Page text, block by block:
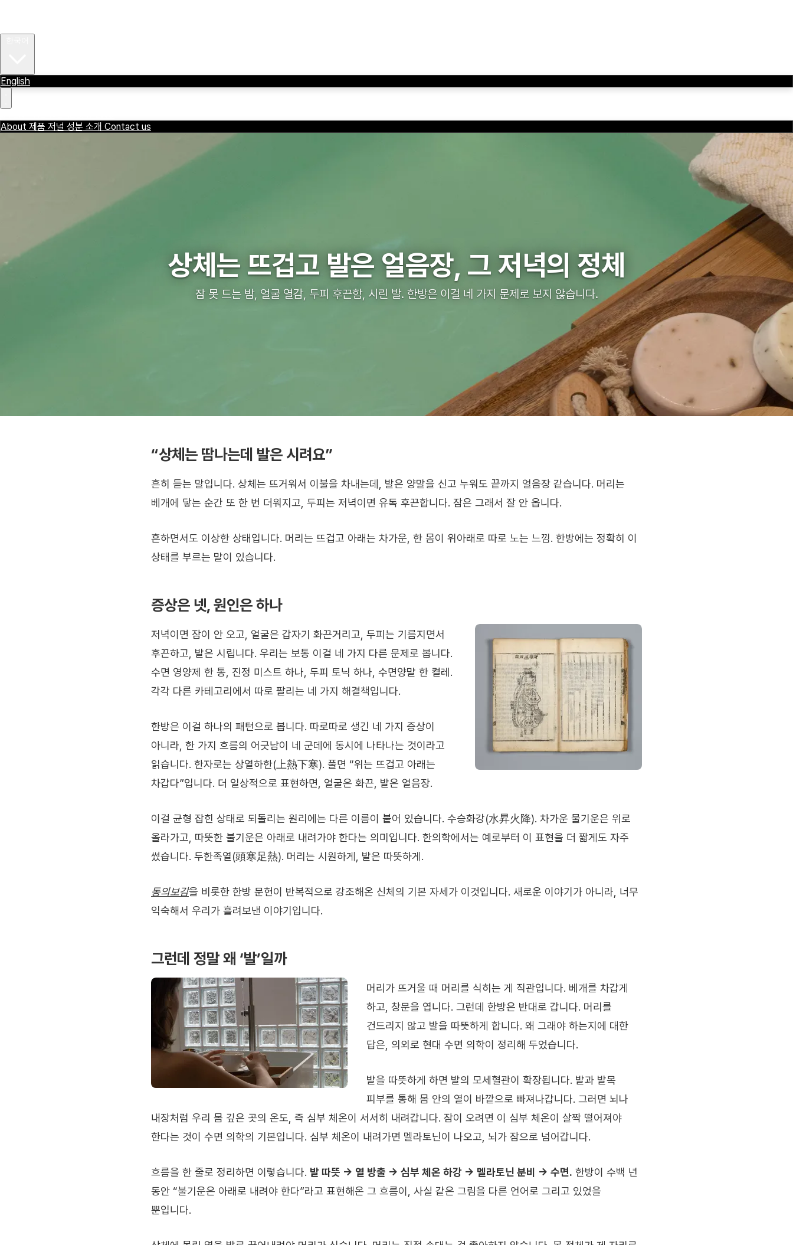
English
About 제품 저널 성분 소개 Contact us
상체는 뜨겁고 발은 얼음장, 그 저녁의 정체
잠 못 드는 밤, 얼굴 열감, 두피 후끈함, 시린 발. 한방은 이걸 네 가지 문제로 보지 않습니다.
“상체는 땀나는데 발은 시려요”
흔히 듣는 말입니다. 상체는 뜨거워서 이불을 차내는데, 발은 양말을 신고 누워도 끝까지 얼음장 같습니다. 머리는
베개에 닿는 순간 또 한 번 더워지고, 두피는 저녁이면 유독 후끈합니다. 잠은 그래서 잘 안 옵니다.
흔하면서도 이상한 상태입니다. 머리는 뜨겁고 아래는 차가운, 한 몸이 위아래로 따로 노는 느낌. 한방에는 정확히 이
상태를 부르는 말이 있습니다.
증상은 넷, 원인은 하나
저녁이면 잠이 안 오고, 얼굴은 갑자기 화끈거리고, 두피는 기름지면서
후끈하고, 발은 시립니다. 우리는 보통 이걸 네 가지 다른 문제로 봅니다.
수면 영양제 한 통, 진정 미스트 하나, 두피 토닉 하나, 수면양말 한 켤레.
각각 다른 카테고리에서 따로 팔리는 네 가지 해결책입니다.
한방은 이걸 하나의 패턴으로 봅니다. 따로따로 생긴 네 가지 증상이
아니라, 한 가지 흐름의 어긋남이 네 군데에 동시에 나타나는 것이라고
읽습니다. 한자로는 상열하한(上熱下寒). 풀면 “위는 뜨겁고 아래는
차갑다”입니다. 더 일상적으로 표현하면, 얼굴은 화끈, 발은 얼음장.
이걸 균형 잡힌 상태로 되돌리는 원리에는 다른 이름이 붙어 있습니다. 수승화강(水昇火降). 차가운 물기운은 위로
올라가고, 따뜻한 불기운은 아래로 내려가야 한다는 의미입니다. 한의학에서는 예로부터 이 표현을 더 짧게도 자주
썼습니다. 두한족열(頭寒足熱). 머리는 시원하게, 발은 따뜻하게.
동의보감을 비롯한 한방 문헌이 반복적으로 강조해온 신체의 기본 자세가 이것입니다. 새로운 이야기가 아니라, 너무
익숙해서 우리가 흘려보낸 이야기입니다.
그런데 정말 왜 ‘발’일까
머리가 뜨거울 때 머리를 식히는 게 직관입니다. 베개를 차갑게
하고, 창문을 엽니다. 그런데 한방은 반대로 갑니다. 머리를
건드리지 않고 발을 따뜻하게 합니다. 왜 그래야 하는지에 대한
답은, 의외로 현대 수면 의학이 정리해 두었습니다.
발을 따뜻하게 하면 발의 모세혈관이 확장됩니다. 발과 발목
피부를 통해 몸 안의 열이 바깥으로 빠져나갑니다. 그러면 뇌나
내장처럼 우리 몸 깊은 곳의 온도, 즉 심부 체온이 서서히 내려갑니다. 잠이 오려면 이 심부 체온이 살짝 떨어져야
한다는 것이 수면 의학의 기본입니다. 심부 체온이 내려가면 멜라토닌이 나오고, 뇌가 잠으로 넘어갑니다.
흐름을 한 줄로 정리하면 이렇습니다. 발 따뜻 → 열 방출 → 심부 체온 하강 → 멜라토닌 분비 → 수면. 한방이 수백 년
동안 “불기운은 아래로 내려야 한다”라고 표현해온 그 흐름이, 사실 같은 그림을 다른 언어로 그리고 있었을
뿐입니다.